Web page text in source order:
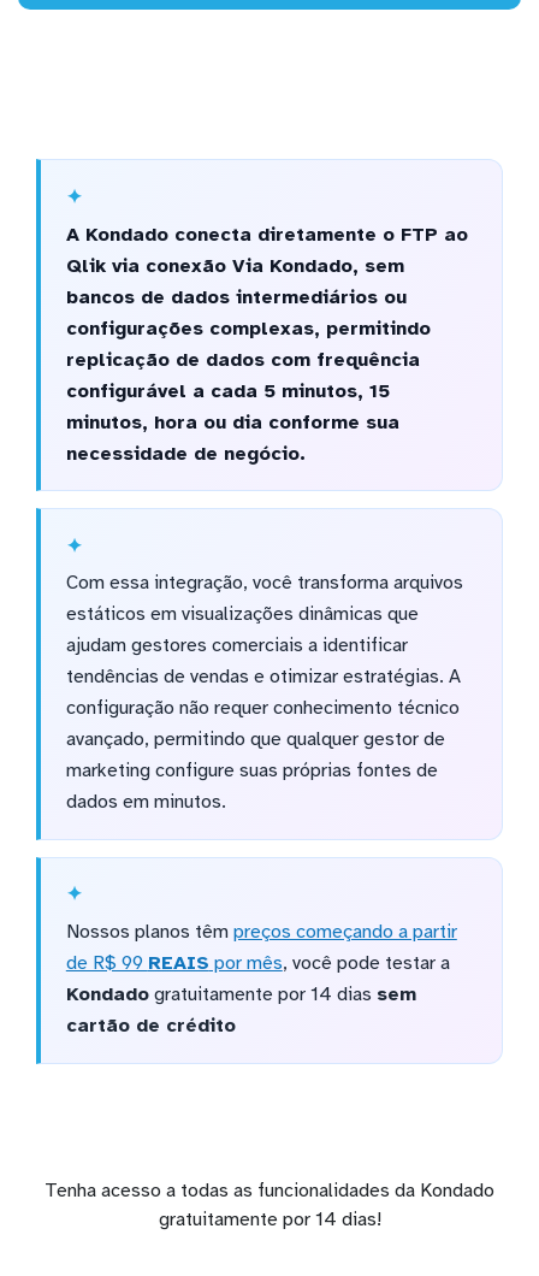
A Kondado conecta diretamente o FTP ao
Qlik via conexão Via Kondado, sem
bancos de dados intermediários ou
configurações complexas, permitindo
replicação de dados com frequência
configurável a cada 5 minutos, 15
minutos, hora ou dia conforme sua
necessidade de negócio.
Com essa integração, você transforma arquivos
estáticos em visualizações dinâmicas que
ajudam gestores comerciais a identificar
tendências de vendas e otimizar estratégias. A
configuração não requer conhecimento técnico
avançado, permitindo que qualquer gestor de
marketing configure suas próprias fontes de
dados em minutos.
Nossos planos têm preços começando a partir
de R$ 99 REAIS por mês, você pode testar a
Kondadogratuitamente por 14 dias sem
cartão de crédito
Tenha acesso a todas as funcionalidades da Kondado
gratuitamente por 14 dias!